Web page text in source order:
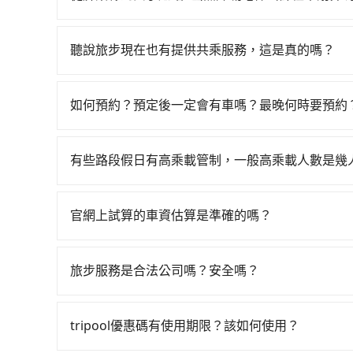
額外的汽車保險與可能的罰單都需自付。再者，
像在開樂透一樣。另外，偶爾也會遇到明明已經
行李時，就顯得非常不便。
話至附近的計程車隊，如東中計程車、碧信汽車
先上網預約，以免當場被坑受騙。雖然屏東縣到
聽說旅步現在也有提供共乘服務，這是真的嗎？
到府接送，機場、通勤共乘、大型活動接送都適合
如何預約？預定後一定會有車嗎？最晚何時要預約
可查到真實價格，照著步驟填寫完乘客資料與線
如臨時需要，前一天傍晚五點前仍會收單，最遲如
有些路段假日有高乘載管制，一般高乘載人數是幾
種車輛可以通行：(一) 乘載3人(含駕駛和小孩)以
官網上試算的車資估算是準確的嗎？
旅步服務是合法公司嗎？安全嗎？
機服務，因為您的安全旅步比您更重視。
tripool優惠碼有使用期限？該如何使用？